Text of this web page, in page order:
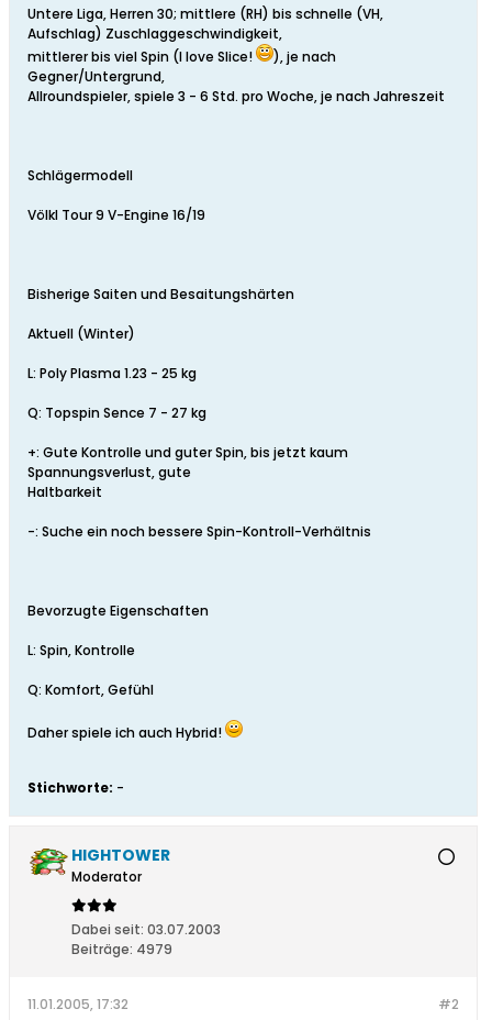
Untere Liga, Herren 30; mittlere (RH) bis schnelle (VH,
Aufschlag) Zuschlaggeschwindigkeit,
mittlerer bis viel Spin (I love Slice!
), je nach
Gegner/Untergrund,
Allroundspieler, spiele 3 - 6 Std. pro Woche, je nach Jahreszeit
Schlägermodell
Völkl Tour 9 V-Engine 16/19
Bisherige Saiten und Besaitungshärten
Aktuell (Winter)
L: Poly Plasma 1.23 - 25 kg
Q: Topspin Sence 7 - 27 kg
+: Gute Kontrolle und guter Spin, bis jetzt kaum
Spannungsverlust, gute
Haltbarkeit
-: Suche ein noch bessere Spin-Kontroll-Verhältnis
Bevorzugte Eigenschaften
L: Spin, Kontrolle
Q: Komfort, Gefühl
Daher spiele ich auch Hybrid!
Stichworte: -
HIGHTOWER
Moderator
Dabei seit: 03.07.2003
Beiträge: 4979
#2
11.01.2005, 17:32